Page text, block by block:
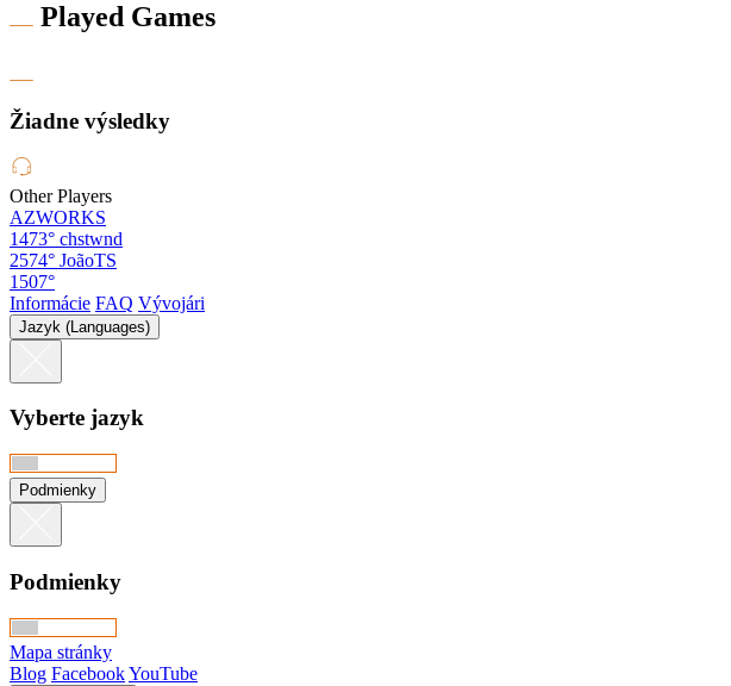
Played Games
Žiadne výsledky
Other Players
AZWORKS
1473° chstwnd
2574° JoãoTS
1507°
Informácie FAQ Vývojári
Jazyk (Languages)
Vyberte jazyk
Podmienky
Podmienky
Mapa stránky
Blog FacebookYouTube